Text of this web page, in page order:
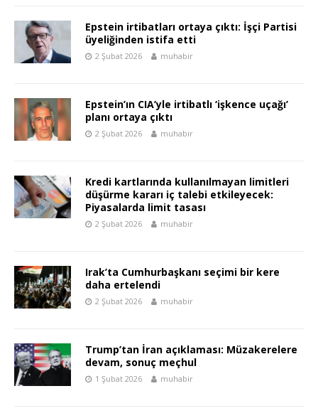
Epstein irtibatları ortaya çıktı: İşçi Partisi
üyeliğinden istifa etti
2 Şubat 2026 muhabir
Epstein’ın CIA’yle irtibatlı ‘işkence uçağı’
planı ortaya çıktı
2 Şubat 2026 muhabir
Kredi kartlarında kullanılmayan limitleri
düşürme kararı iç talebi etkileyecek:
Piyasalarda limit tasası
2 Şubat 2026 muhabir
Irak’ta Cumhurbaşkanı seçimi bir kere
daha ertelendi
2 Şubat 2026 muhabir
Trump’tan İran açıklaması: Müzakerelere
devam, sonuç meçhul
1 Şubat 2026 muhabir